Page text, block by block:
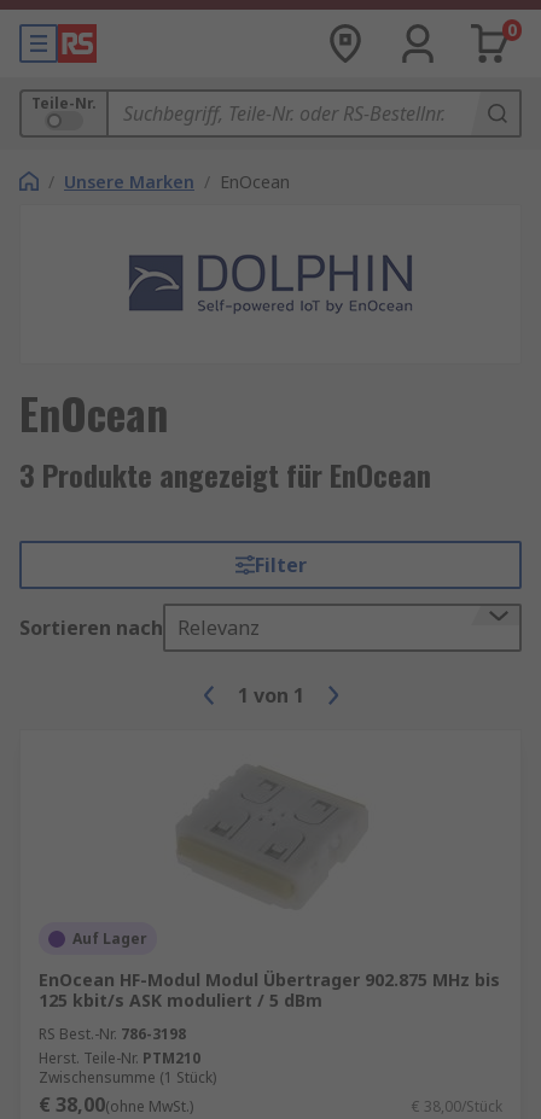
0
Teile-Nr.
/ Unsere Marken / EnOcean
EnOcean
3 Produkte angezeigt für EnOcean
Filter
Sortieren nach Relevanz
1 von 1
Auf Lager
EnOcean HF-Modul Modul Übertrager 902.875 MHz bis
125 kbit/s ASK moduliert / 5 dBm
RS Best.-Nr. 786-3198
Herst. Teile-Nr. PTM210
Zwischensumme (1 Stück)
€ 38,00(ohne MwSt.) € 38,00/Stück